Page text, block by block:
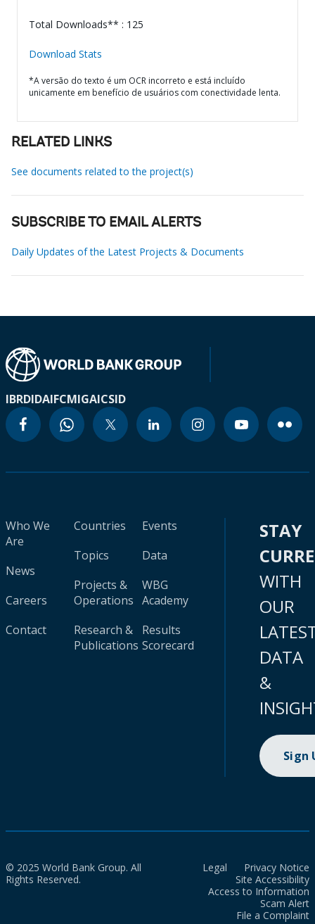
Total Downloads** : 125
Download Stats
*A versão do texto é um OCR incorreto e está incluído
unicamente em benefício de usuários com conectividade lenta.
RELATED LINKS
See documents related to the project(s)
SUBSCRIBE TO EMAIL ALERTS
Daily Updates of the Latest Projects & Documents
IBRDIDAIFCMIGAICSID
Who We
Are
News
Careers
Contact
Countries
Topics
Projects &
Operations
Research &
Publications
Events
Data
WBG
Academy
Results
Scorecard
STAY
WITH
OUR
DATA
&
Sign
© 2025 World Bank Group. All
Rights Reserved.
Legal
Privacy Notice
Site Accessibility
Access to Information
Scam Alert
File a Complaint